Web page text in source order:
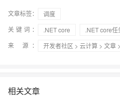
文章标签：
调度
关键词：
.NET core
.NET core任
来 源：
开发者社区 > 云计算 > 文章
相关文章